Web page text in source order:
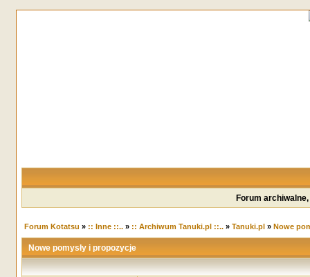
Forum
Forum Kotatsu » :: Inne ::..» :: Archiwum Tanuki.pl ::..» Tanuki.pl» Nowe
Nowe pomysły i propozycje